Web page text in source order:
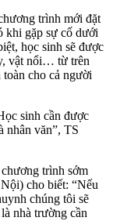
trình mới đặt
khi gặp sự cố dưới
học sinh sẽ được
vật nổi… từ trên
cho cả người
sinh cần được
nhân văn”, TS
trình sớm
cho biết: “Nếu
chúng tôi sẽ
nhà trường cần